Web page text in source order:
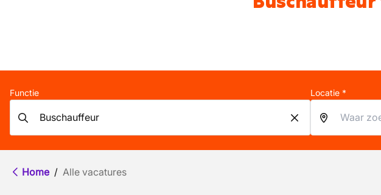
Functie Locatie *
Home / Alle vacatures